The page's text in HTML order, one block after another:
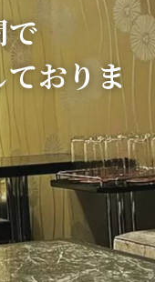
で
おりま
で
おりま
で
おりま